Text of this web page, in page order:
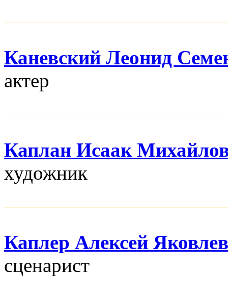
Каневский Леонид
актер
Каплан Исаак
художник
Каплер Алексей
сценарист